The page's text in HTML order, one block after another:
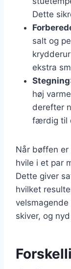
Dette
salt og
ekstra
Stegning
høj
derefter
færdig til
Når bøffen
hvile i et par
Dette giver
hvilket
skiver, og